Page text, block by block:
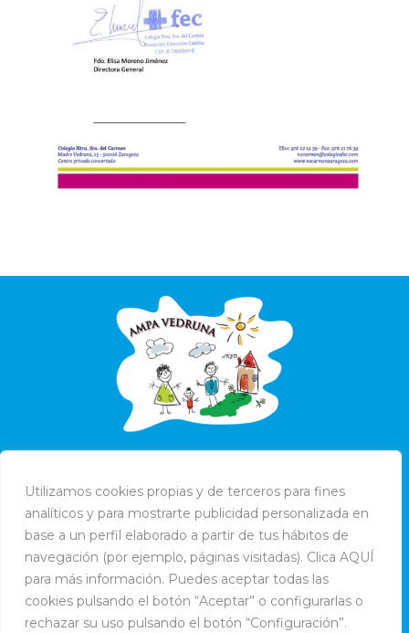
Utilizamos cookies propias y de terceros para fines
analíticos y para mostrarte publicidad personalizada en
base a un perfil elaborado a partir de tus hábitos de
navegación (por ejemplo, páginas visitadas). Clica AQUÍ
para más información. Puedes aceptar todas las
cookies pulsando el botón “Aceptar” o configurarlas o
rechazar su uso pulsando el botón “Configuración”.